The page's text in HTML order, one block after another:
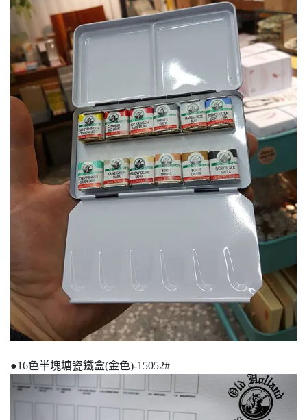
●16色半塊塘瓷鐵盒(金色)-15052#